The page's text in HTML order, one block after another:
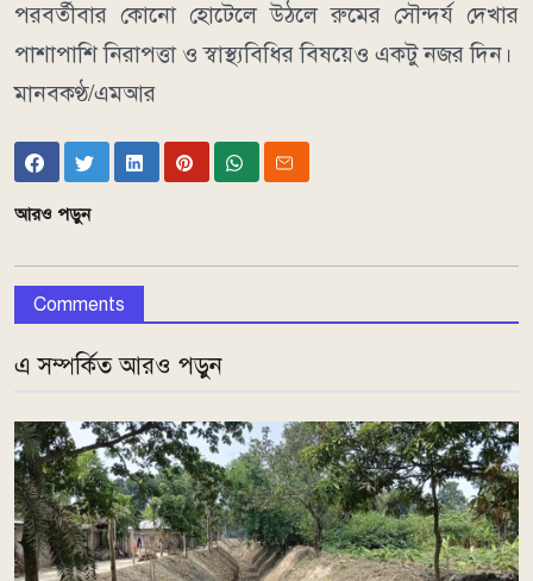
পরবর্তীবার কোনো হোটেলে উঠলে রুমের সৌন্দর্য দেখার
পাশাপাশি নিরাপত্তা ও স্বাস্থ্যবিধির বিষয়েও একটু নজর দিন।
মানবকণ্ঠ/এমআর
আরও পড়ুন
Comments
এ সম্পর্কিত আরও পড়ুন